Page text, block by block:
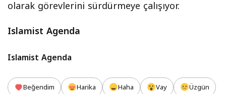
olarak görevlerini sürdürmeye çalışıyor.
Islamist Agenda
Islamist Agenda
Beğendim Harika Haha Vay
Üzgün